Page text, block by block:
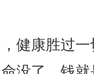
健康胜过